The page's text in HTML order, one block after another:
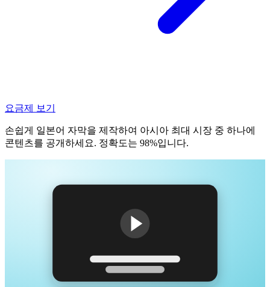
요금제 보기
손쉽게 일본어 자막을 제작하여 아시아 최대 시장 중 하나에
콘텐츠를 공개하세요. 정확도는 98%입니다.